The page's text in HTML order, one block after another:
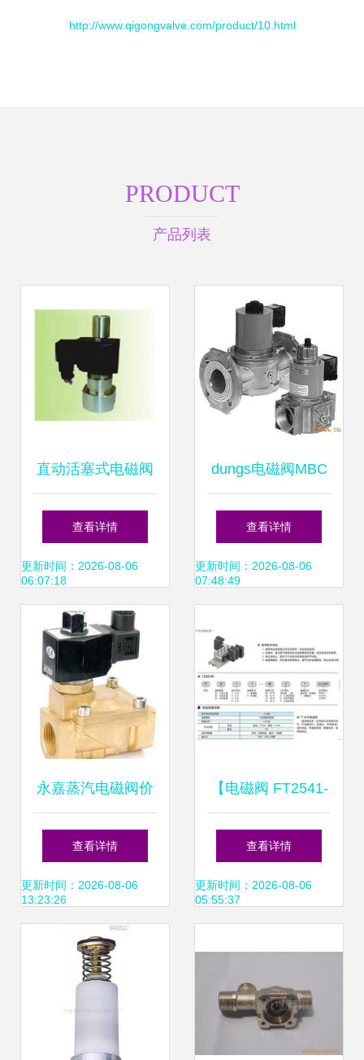
http://www.qigongvalve.com/product/10.html
PRODUCT
产品列表
直动活塞式电磁阀
系列解析 ZF31-02
至ZF33-08型号在
自动化控制中的应
查看详情
更新时间：2026-08-06
06:07:18
dungs电磁阀MBC
系列300/700/1200
SE详解与应用分析
查看详情
更新时间：2026-08-06
07:48:49
永嘉蒸汽电磁阀价
格与批发供应详解
谷瀑环保为您提供
优质电磁阀解决方
案
查看详情
更新时间：2026-08-06
13:23:26
【电磁阀 FT2541-
15索诺天工STNC
气动控制元件】价
张家港市卓锐机电
设备-
查看详情
更新时间：2026-08-06
05:55:37